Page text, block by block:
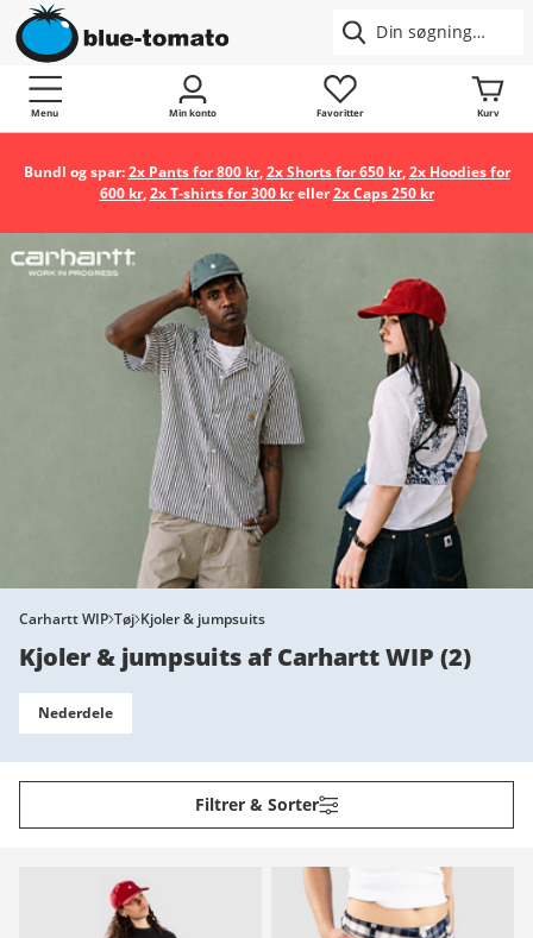
Menu Min konto Favoritter Kurv
Bundl og spar:2x Pants for 800 kr,2x Shorts for 650 kr,2x Hoodies for
600 kr,2x T-shirts for 300 kreller2x Caps 250 kr
Carhartt WIP Tøj Kjoler & jumpsuits
Kjoler & jumpsuits af Carhartt WIP (2)
Nederdele
Filtrer & Sorter